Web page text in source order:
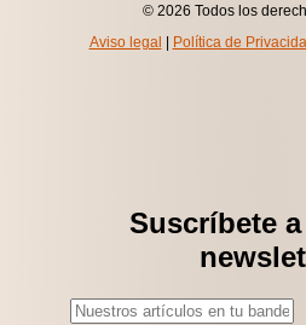
© 2026 Todos los
Aviso legal | Política de
Suscríbete